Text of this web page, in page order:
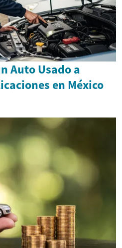
Auto Usado a
en México